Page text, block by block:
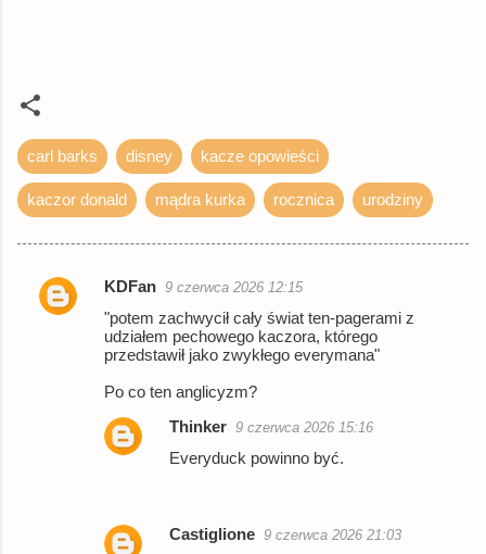
carl barks disney kacze opowieści
kaczor donald mądra kurka rocznica urodziny
K
KDFan 9 czerwca 2026 12:15
"potem zachwycił cały świat ten-pagerami z
udziałem pechowego kaczora, którego
przedstawił jako zwykłego everymana"
Po co ten anglicyzm?
Thinker 9 czerwca 2026 15:16
Everyduck powinno być.
Castiglione 9 czerwca 2026 21:03